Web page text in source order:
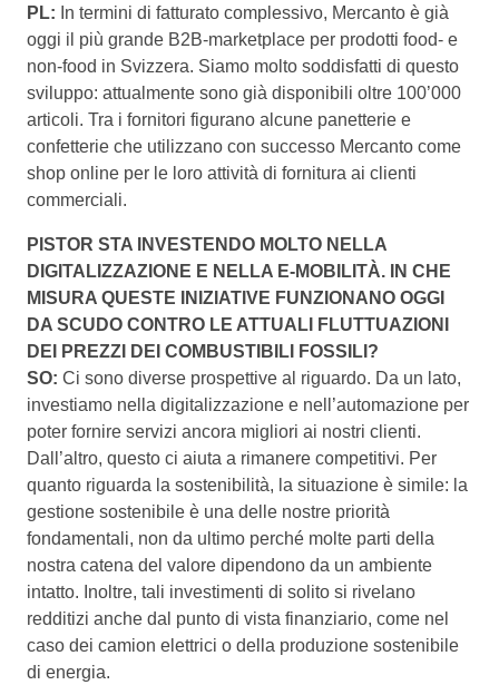
PL: In termini di fatturato complessivo, Mercanto è già
oggi il più grande B2B-marketplace per prodotti food- e
non-food in Svizzera. Siamo molto soddisfatti di questo
sviluppo: attualmente sono già disponibili oltre 100’000
articoli. Tra i fornitori figurano alcune panetterie e
confetterie che utilizzano con successo Mercanto come
shop online per le loro attività di fornitura ai clienti
commerciali.
PISTOR STA INVESTENDO MOLTO NELLA
DIGITALIZZAZIONE E NELLA E-MOBILITÀ. IN CHE
MISURA QUESTE INIZIATIVE FUNZIONANO OGGI
DA SCUDO CONTRO LE ATTUALI FLUTTUAZIONI
DEI PREZZI DEI COMBUSTIBILI FOSSILI?
SO: Ci sono diverse prospettive al riguardo. Da un lato,
investiamo nella digitalizzazione e nell’automazione per
poter fornire servizi ancora migliori ai nostri clienti.
Dall’altro, questo ci aiuta a rimanere competitivi. Per
quanto riguarda la sostenibilità, la situazione è simile: la
gestione sostenibile è una delle nostre priorità
fondamentali, non da ultimo perché molte parti della
nostra catena del valore dipendono da un ambiente
intatto. Inoltre, tali investimenti di solito si rivelano
redditizi anche dal punto di vista finanziario, come nel
caso dei camion elettrici o della produzione sostenibile
di energia.